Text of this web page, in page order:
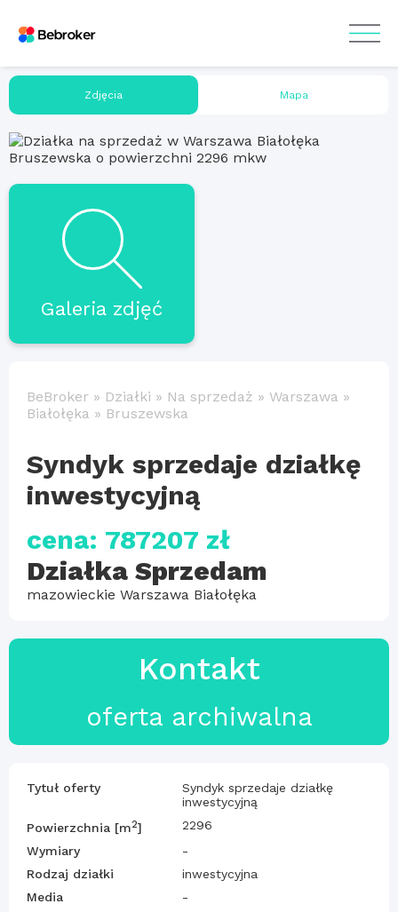
Zdjęcia Mapa
Galeria zdjęć
BeBroker » Działki » Na sprzedaż » Warszawa »
Białołęka » Bruszewska
Syndyk sprzedaje działkę
inwestycyjną
cena: 787207 zł
Działka Sprzedam
mazowieckie Warszawa Białołęka
Kontakt
oferta archiwalna
Tytuł oferty
Syndyk sprzedaje działkę
inwestycyjną
Powierzchnia [m2]
2296
Wymiary
-
Rodzaj działki
inwestycyjna
Media
-